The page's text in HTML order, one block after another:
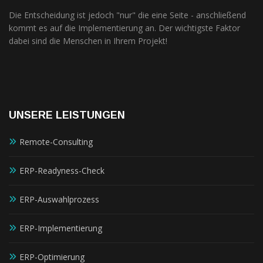
Die Entscheidung ist jedoch "nur" die eine Seite - anschließend
kommt es auf die Implementierung an. Der wichtigste Faktor
dabei sind die Menschen in Ihrem Projekt!
UNSERE LEISTUNGEN
Remote-Consulting
ERP-Readyness-Check
ERP-Auswahlprozess
ERP-Implementierung
ERP-Optimierung